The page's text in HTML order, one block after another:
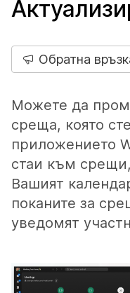
Обратна
Можете да
среща, която
приложението
стаи към
Вашият
поканите за
уведомят